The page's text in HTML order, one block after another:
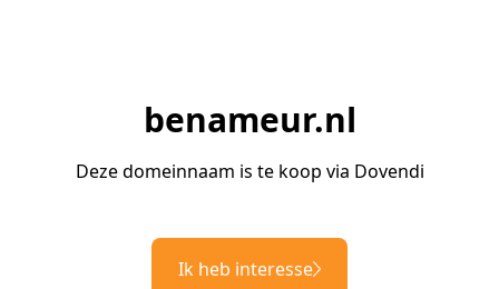
benameur.nl
Deze domeinnaam is te koop via Dovendi
Ik heb interesse